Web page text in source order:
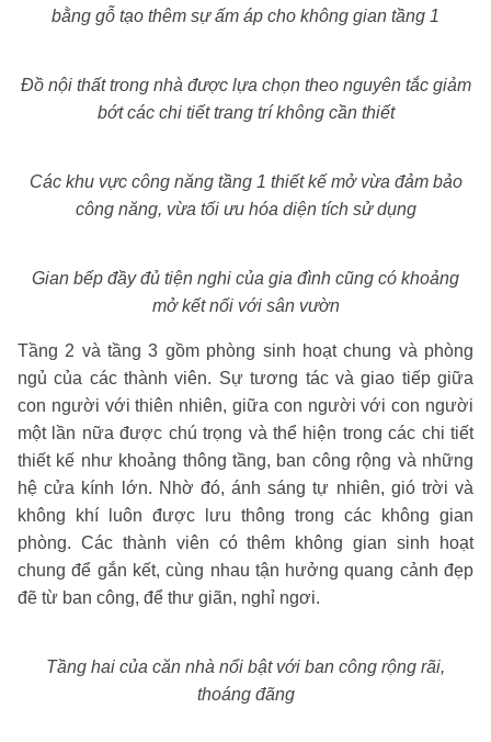
bằng gỗ tạo thêm sự ấm áp cho không gian tầng 1
Đồ nội thất trong nhà được lựa chọn theo nguyên tắc giảm
bớt các chi tiết trang trí không cần thiết
Các khu vực công năng tầng 1 thiết kế mở vừa đảm bảo
công năng, vừa tối ưu hóa diện tích sử dụng
Gian bếp đầy đủ tiện nghi của gia đình cũng có khoảng
mở kết nối với sân vườn
Tầng 2 và tầng 3 gồm phòng sinh hoạt chung và phòng
ngủ của các thành viên. Sự tương tác và giao tiếp giữa
con người với thiên nhiên, giữa con người với con người
một lần nữa được chú trọng và thể hiện trong các chi tiết
thiết kế như khoảng thông tầng, ban công rộng và những
hệ cửa kính lớn. Nhờ đó, ánh sáng tự nhiên, gió trời và
không khí luôn được lưu thông trong các không gian
phòng. Các thành viên có thêm không gian sinh hoạt
chung để gắn kết, cùng nhau tận hưởng quang cảnh đẹp
đẽ từ ban công, để thư giãn, nghỉ ngơi.
Tầng hai của căn nhà nổi bật với ban công rộng rãi,
thoáng đãng